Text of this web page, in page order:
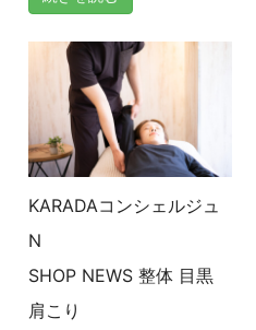
KARADAコンシェルジュ
N
SHOP NEWS 整体 目黒
肩こり